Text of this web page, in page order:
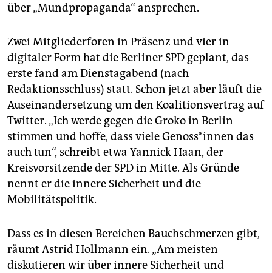
über „Mundpropaganda“ ansprechen.
Zwei Mitgliederforen in Präsenz und vier in
digitaler Form hat die Berliner SPD geplant, das
erste fand am Dienstagabend (nach
Redaktionsschluss) statt. Schon jetzt aber läuft die
Auseinandersetzung um den Koalitionsvertrag auf
Twitter. „Ich werde gegen die Groko in Berlin
stimmen und hoffe, dass viele Ge­nos­s*in­nen das
auch tun“, schreibt etwa Yannick Haan, der
Kreisvorsitzende der SPD in Mitte. Als Gründe
nennt er die innere Sicherheit und die
Mobilitätspolitik.
Dass es in diesen Bereichen Bauchschmerzen gibt,
räumt Astrid Hollmann ein. „Am meisten
diskutieren wir über innere Sicherheit und